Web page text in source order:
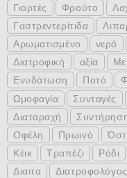
Γιορτές
Φρούτο
Γαστρεντερίτιδα
Αρωματισμένο
νερό
Διατροφική
αξία
Ενυδάτωση
Ποτό
Ωμοφαγία
Συνταγές
Διαταραχή
Οφέλη
Πρωινό
Κέικ
Τραπέζι Ρόδι
Διαιτα
Διατροφολόγος